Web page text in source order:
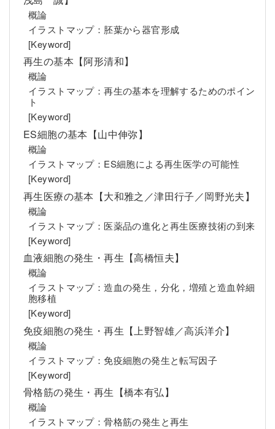
概論
イラストマップ：胚葉から器官形成
[Keyword]
再生の基本【阿形清和】
概論
イラストマップ：再生の基本を理解するためのポイン
ト
[Keyword]
ES細胞の基本【山中伸弥】
概論
イラストマップ：ES細胞による再生医学の可能性
[Keyword]
再生医療の基本【大和雅之／津田行子／岡野光夫】
概論
イラストマップ：医薬品の進化と再生医療技術の到来
[Keyword]
血液細胞の発生・再生【高橋恒夫】
概論
イラストマップ：造血の発生，分化，増殖と造血幹細
胞移植
[Keyword]
免疫細胞の発生・再生【上野智雄／高浜洋介】
概論
イラストマップ：免疫細胞の発生と転写因子
[Keyword]
骨格筋の発生・再生【橋本有弘】
概論
イラストマップ：骨格筋の発生と再生